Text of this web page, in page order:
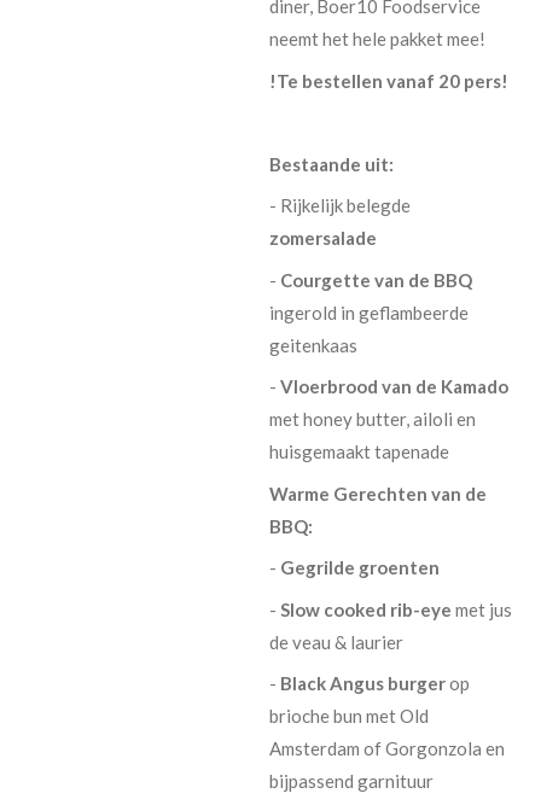
diner, Boer10 Foodservice
neemt het hele pakket mee!
!Te bestellen vanaf 20 pers!
Bestaande uit:
- Rijkelijk belegde
zomersalade
- Courgette van de BBQ
ingerold in geflambeerde
geitenkaas
- Vloerbrood van de Kamado
met honey butter, ailoli en
huisgemaakt tapenade
Warme Gerechten van de
BBQ:
- Gegrilde groenten
- Slow cooked rib-eye met jus
de veau & laurier
- Black Angus burgerop
brioche bun met Old
Amsterdam of Gorgonzola en
bijpassend garnituur